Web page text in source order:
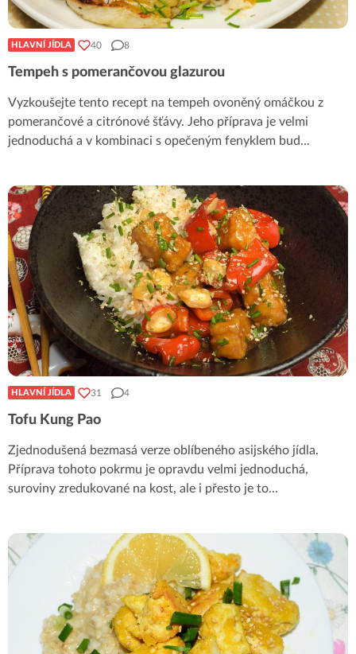
HLAVNÍ JÍDLA 40 8
Tempeh s pomerančovou glazurou
Vyzkoušejte tento recept na tempeh ovoněný omáčkou z
pomerančové a citrónové šťávy. Jeho příprava je velmi
jednoduchá a v kombinaci s opečeným fenyklem bud...
HLAVNÍ JÍDLA 31 4
Tofu Kung Pao
Zjednodušená bezmasá verze oblíbeného asijského jídla.
Příprava tohoto pokrmu je opravdu velmi jednoduchá,
suroviny zredukované na kost, ale i přesto je to...